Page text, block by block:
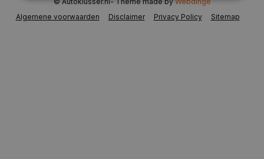
Algemene voorwaarden Disclaimer Privacy Policy Sitemap
Strikt noodzakelijk Prestatie
Targeting